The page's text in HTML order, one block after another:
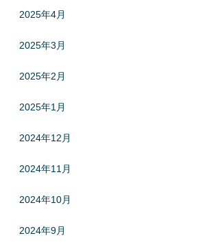
2025年4月
2025年3月
2025年2月
2025年1月
2024年12月
2024年11月
2024年10月
2024年9月